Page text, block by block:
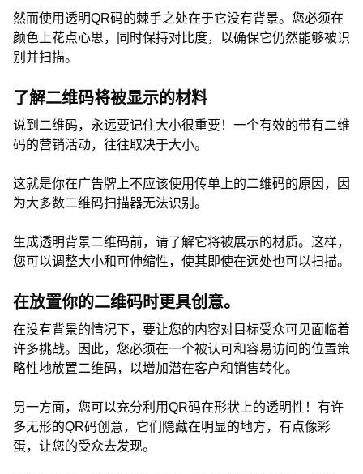
然而使用透明QR码的棘手之处在于它没有背景。您必须在
颜色上花点心思，同时保持对比度，以确保它仍然能够被识
别并扫描。
了解二维码将被显示的材料
说到二维码，永远要记住大小很重要！一个有效的带有二维
码的营销活动，往往取决于大小。
这就是你在广告牌上不应该使用传单上的二维码的原因，因
为大多数二维码扫描器无法识别。
生成透明背景二维码前，请了解它将被展示的材质。这样，
您可以调整大小和可伸缩性，使其即使在远处也可以扫描。
在放置你的二维码时更具创意。
在没有背景的情况下，要让您的内容对目标受众可见面临着
许多挑战。因此，您必须在一个被认可和容易访问的位置策
略性地放置二维码，以增加潜在客户和销售转化。
另一方面，您可以充分利用QR码在形状上的透明性！有许
多无形的QR码创意，它们隐藏在明显的地方，有点像彩
蛋，让您的受众去发现。